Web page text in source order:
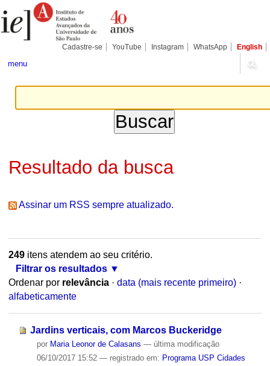
para
conteúdo.
Pessoais
Cadastre-se YouTube Instagram WhatsApp English
menu
Resultado da busca
Assinar um RSS sempre atualizado.
249itens atendem ao seu critério.
Filtrar os resultados
Ordenar por relevância · data (mais recente primeiro) ·
alfabeticamente
Jardins verticais, com Marcos Buckeridge
por Maria Leonor de Calasans — última modificação
06/10/2017 15:52 — registrado em: Programa USP Cidades